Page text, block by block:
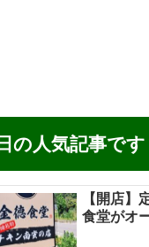
の人気記事です
【開店】
食堂がオ